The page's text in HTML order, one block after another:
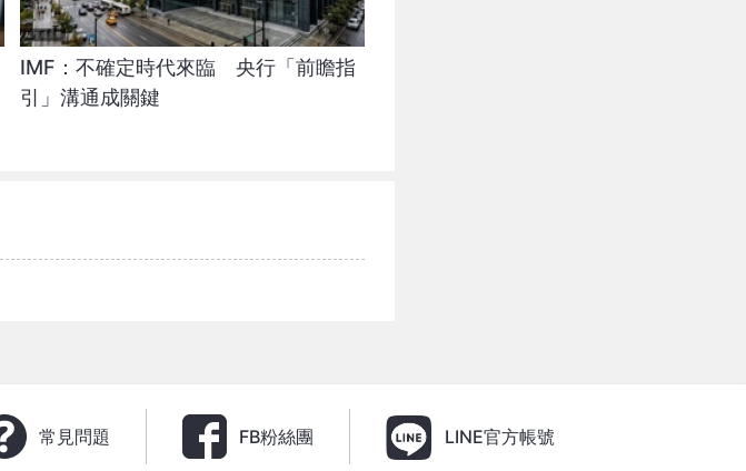
IMF：不確定時代來臨 央行「前瞻指
引」溝通成關鍵
常見問題 FB粉絲團 LINE官方帳號